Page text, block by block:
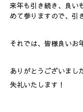
来年も引き続き、良い
めて参りますので、引
それでは、皆様良いお
ありがとうございまし
失礼いたします！